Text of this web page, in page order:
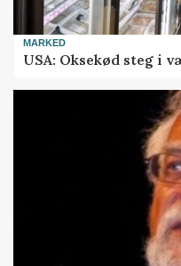
MARKED
USA: Oksekød steg i